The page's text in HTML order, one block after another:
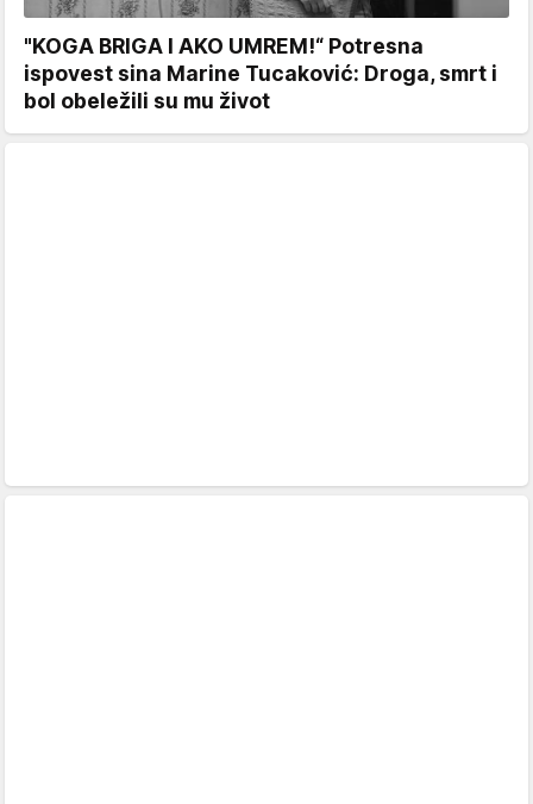
"KOGA BRIGA I AKO UMREM!“ Potresna
ispovest sina Marine Tucaković: Droga, smrt i
bol obeležili su mu život